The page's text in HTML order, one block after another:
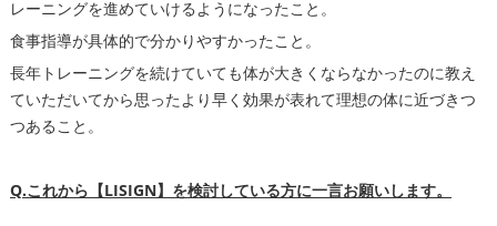
レーニングを進めていけるようになったこと。
食事指導が具体的で分かりやすかったこと。
長年トレーニングを続けていても体が大きくならなかったのに教え
ていただいてから思ったより早く効果が表れて理想の体に近づきつ
つあること。
Q.これから【LISIGN】を検討している方に一言お願いします。